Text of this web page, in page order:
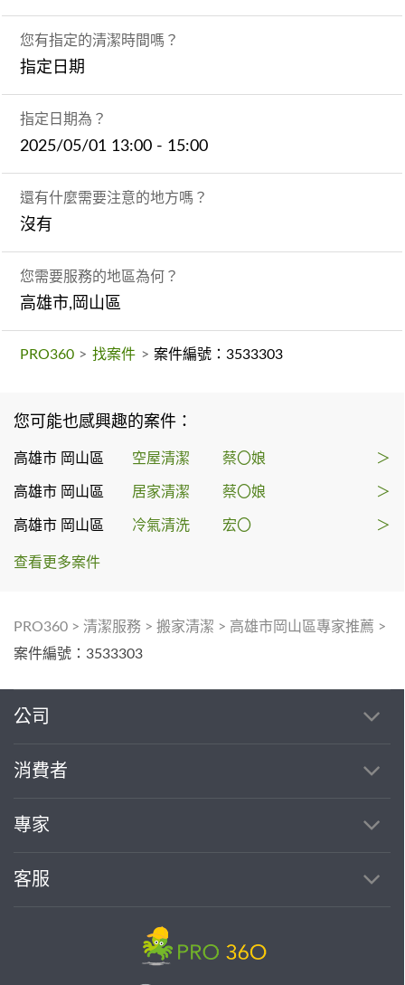
您有指定的清潔時間嗎？
指定日期
指定日期為？
2025/05/01 13:00 - 15:00
還有什麼需要注意的地方嗎？
沒有
您需要服務的地區為何？
高雄市,岡山區
PRO360 > 找案件 > 案件編號：3533303
您可能也感興趣的案件：
高雄市 岡山區 空屋清潔 蔡〇娘 ＞
高雄市 岡山區 居家清潔 蔡〇娘 ＞
高雄市 岡山區 冷氣清洗 宏〇 ＞
查看更多案件
PRO360 > 清潔服務 > 搬家清潔 > 高雄市岡山區專家推薦 >
案件編號：3533303
公司
消費者
專家
客服